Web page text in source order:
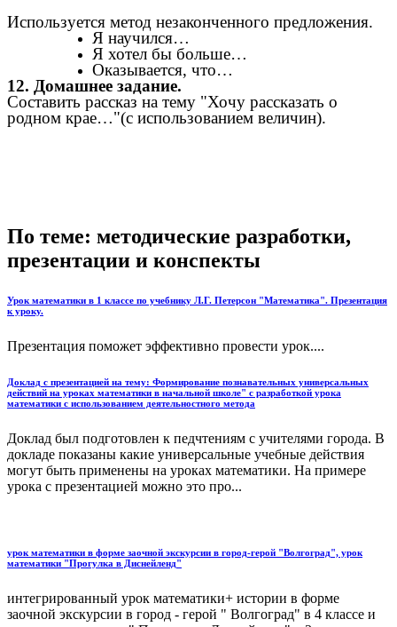
Используется метод незаконченного предложения.
Я научился…
Я хотел бы больше…
Оказывается, что…
12. Домашнее задание.
Составить рассказ на тему "Хочу рассказать о
родном крае…"(с использованием величин).
По теме: методические разработки,
презентации и конспекты
Урок математики в 1 классе по учебнику Л.Г. Петерсон "Математика". Презентация
к уроку.
Презентация поможет эффективно провести урок....
Доклад с презентацией на тему: Формирование познавательных универсальных
действий на уроках математики в начальной школе" с разработкой урока
математики с использованием деятельностного метода
Доклад был подготовлен к педчтениям с учителями города. В
докладе показаны какие универсальные учебные действия
могут быть применены на уроках математики. На примере
урока с презентацией можно это про...
урок математики в форме заочной экскурсии в город-герой "Волгоград", урок
математики "Прогулка в Диснейленд"
интегрированный урок математики+ истории в форме
заочной экскурсии в город - герой " Волгоград" в 4 классе и